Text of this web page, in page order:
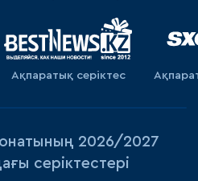
Ақпаратық серiктес
2026/2027
серіктестері